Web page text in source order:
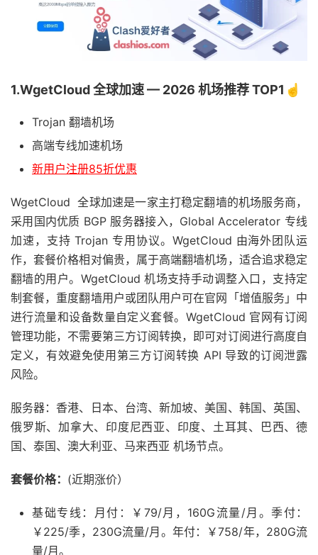
1.WgetCloud 全球加速 — 2026 机场推荐 TOP1☝️
Trojan 翻墙机场
高端专线加速机场
新用户注册85折优惠
WgetCloud 全球加速是一家主打稳定翻墙的机场服务商，
采用国内优质 BGP 服务器接入，Global Accelerator 专线
加速，支持 Trojan 专用协议。WgetCloud 由海外团队运
作，套餐价格相对偏贵，属于高端翻墙机场，适合追求稳定
翻墙的用户。WgetCloud 机场支持手动调整入口，支持定
制套餐，重度翻墙用户或团队用户可在官网「增值服务」中
进行流量和设备数量自定义套餐。WgetCloud 官网有订阅
管理功能，不需要第三方订阅转换，即可对订阅进行高度自
定义，有效避免使用第三方订阅转换 API 导致的订阅泄露
风险。
服务器：香港、日本、台湾、新加坡、美国、韩国、英国、
俄罗斯、加拿大、印度尼西亚、印度、土耳其、巴西、德
国、泰国、澳大利亚、马来西亚 机场节点。
套餐价格： (近期涨价）
基础专线：月付：￥79/月，160G流量/月。季付：
￥225/季，230G流量/月。年付：￥758/年，280G流
量/月。